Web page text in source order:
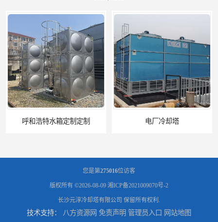
电厂冷却塔 郑州喷淋泵厂家
您是第275016位访客
版权所有 ©2026-08-09 湘ICP备2021009070号-2
长沙元淳冷却塔有限公司 保留所有权利.
技术支持： 八方资源网 免责声明 管理员入口 网站地图